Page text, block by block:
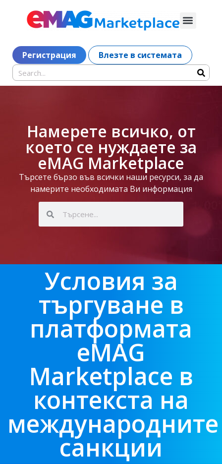
Регистрация Влезте в системата
Намерете всичко, от
което се нуждаете за
eMAG Marketplace
Търсете бързо във всички наши ресурси, за да
намерите необходимата Ви информация
Условия за
търгуване в
платформата
eMAG
Marketplace в
контекста на
международните
санкции